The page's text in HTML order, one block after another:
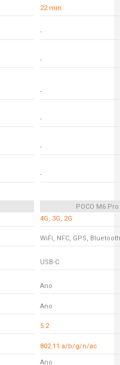
22 min.
-
-
-
-
-
-
POCO M6 Pro
4G, 3G, 2G
WiFi, NFC, GPS, Bluetooth
USB-C
Ano
Ano
5.2
802.11 a/b/g/n/ac
Ano